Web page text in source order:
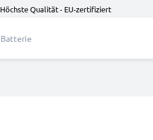
Höchste Qualität - EU-zertifiziert